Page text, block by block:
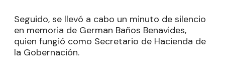
Seguido, se llevó a cabo un minuto de silencio
en memoria de German Baños Benavides,
quien fungió como Secretario de Hacienda de
la Gobernación.